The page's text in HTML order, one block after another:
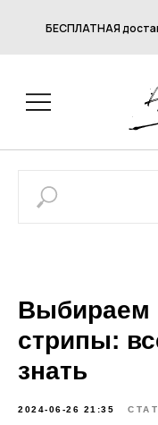
БЕСПЛАТНАЯ
Выбираем
стрипы:
знать
2024-06-26 21:35